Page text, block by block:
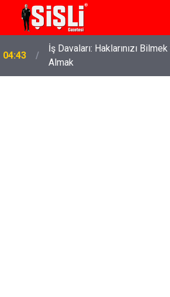
04:43
İş Davaları: Haklarınızı
Almak